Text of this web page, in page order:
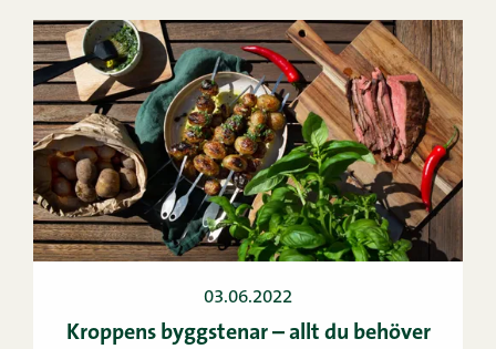
03.06.2022
Kroppens byggstenar – allt du behöver